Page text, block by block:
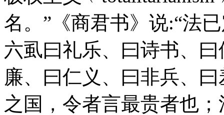
名。”《商君书》说:“法
六虱曰礼乐、曰诗书、
廉、曰仁义、曰非兵、
之国，令者言最贵者也